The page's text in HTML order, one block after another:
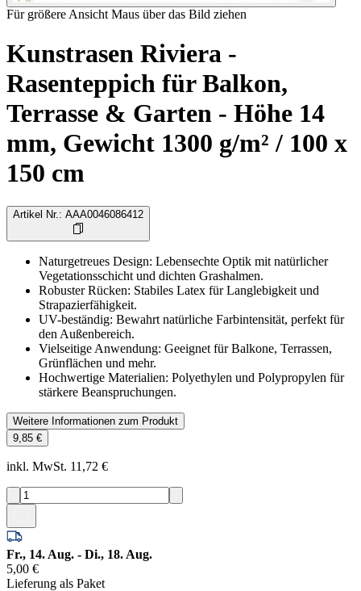
Für größere Ansicht Maus über das Bild ziehen
Kunstrasen Riviera -
Rasenteppich für Balkon,
Terrasse & Garten - Höhe 14
mm, Gewicht 1300 g/m² / 100 x
150 cm
Artikel Nr. : AAA0046086412
Naturgetreues Design: Lebensechte Optik mit natürlicher
Vegetationsschicht und dichten Grashalmen.
Robuster Rücken: Stabiles Latex für Langlebigkeit und
Strapazierfähigkeit.
UV-beständig: Bewahrt natürliche Farbintensität, perfekt für
den Außenbereich.
Vielseitige Anwendung: Geeignet für Balkone, Terrassen,
Grünflächen und mehr.
Hochwertige Materialien: Polyethylen und Polypropylen für
stärkere Beanspruchungen.
Weitere Informationen zum Produkt
9,85 €
inkl. MwSt. 11,72 €
Fr., 14. Aug. - Di., 18. Aug.
5,00 €
Lieferung als Paket